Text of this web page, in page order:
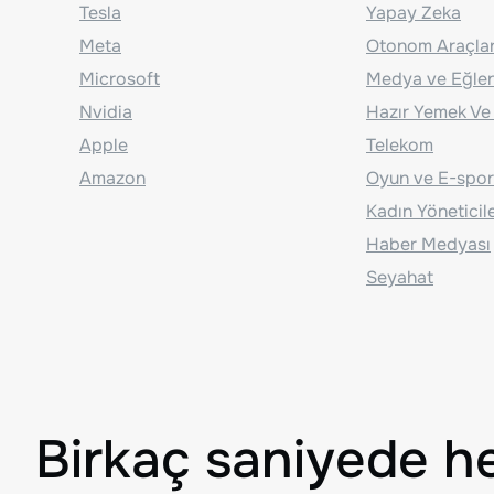
Tesla
Meta
Microsoft
Nvidia
Apple
Amazon
Yapay Zeka
Otonom
Medya ve
Hazır Yemek
Telekom
Oyun ve E-spor
Kadın
Haber Medyası
Seyahat
Birkaç saniyede